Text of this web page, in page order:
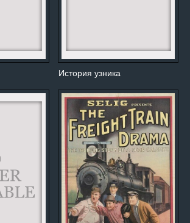
История узника